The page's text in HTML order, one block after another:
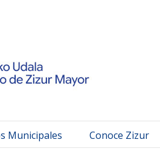
Municipales Conoce Zizur